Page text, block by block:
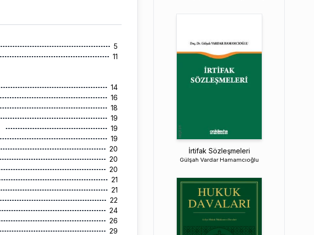
5
11
14
16
18
19
19
19
20
20
20
21
21
22
24
26
29
İrtifak Sözleşmeleri
Gülşah Vardar Hamamcıoğlu